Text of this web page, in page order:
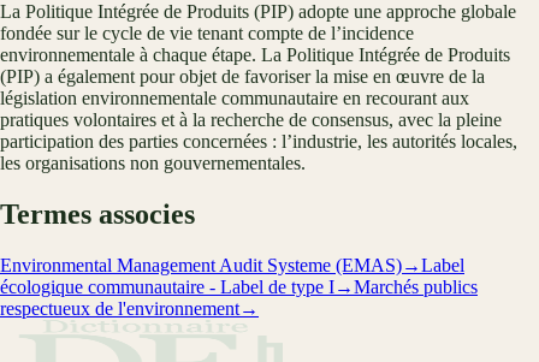
La Politique Intégrée de Produits (PIP) adopte une approche globale
fondée sur le cycle de vie tenant compte de l’incidence
environnementale à chaque étape. La Politique Intégrée de Produits
(PIP) a également pour objet de favoriser la mise en œuvre de la
législation environnementale communautaire en recourant aux
pratiques volontaires et à la recherche de consensus, avec la pleine
participation des parties concernées : l’industrie, les autorités locales,
les organisations non gouvernementales.
Termes associes
Environmental Management Audit Systeme (EMAS)→Label
écologique communautaire - Label de type I→Marchés publics
respectueux de l'environnement→